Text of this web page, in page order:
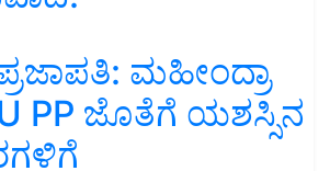
ಮಹೀಂದ್ರಾ
PP ಜೊತೆಗೆ ಯಶಸ್ಸಿನ